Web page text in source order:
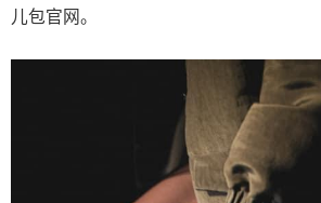
儿包官网。